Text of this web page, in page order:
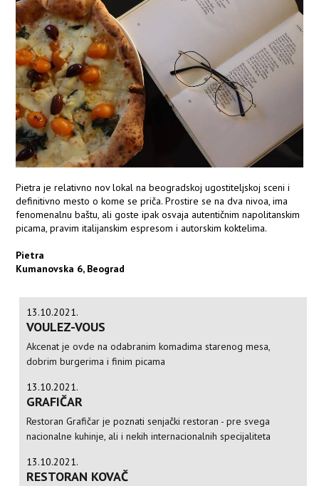
Pietra je relativno nov lokal na beogradskoj ugostiteljskoj sceni i
definitivno mesto o kome se priča. Prostire se na dva nivoa, ima
fenomenalnu baštu, ali goste ipak osvaja autentičnim napolitanskim
picama, pravim italijanskim espresom i autorskim koktelima.
Pietra
Kumanovska 6, Beograd
13.10.2021.
VOULEZ-VOUS
Akcenat je ovde na odabranim komadima starenog mesa,
dobrim burgerima i finim picama
13.10.2021.
GRAFIČAR
Restoran Grafičar je poznati senjački restoran - pre svega
nacionalne kuhinje, ali i nekih internacionalnih specijaliteta
13.10.2021.
RESTORAN KOVAČ